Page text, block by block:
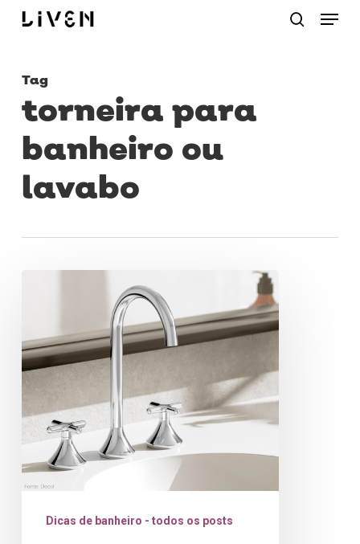
Skip
content
Menu
Tag
torneira para
banheiro ou
lavabo
banheiro
e
lavabo:
conheça
tipos
Dicas de banheiro - todos os posts